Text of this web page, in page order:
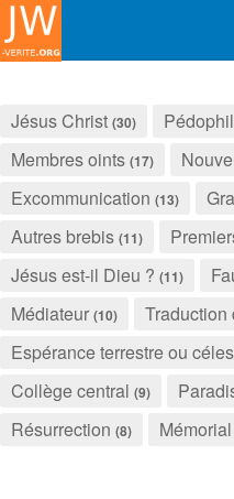
Jésus Christ (30)
Membres oints (17)
Excommunication (13)
Autres brebis (11)
Jésus est-il Dieu ? (11)
Médiateur (10) Traduction
Espérance terrestre ou
Collège central (9)
Résurrection (8) Mémorial